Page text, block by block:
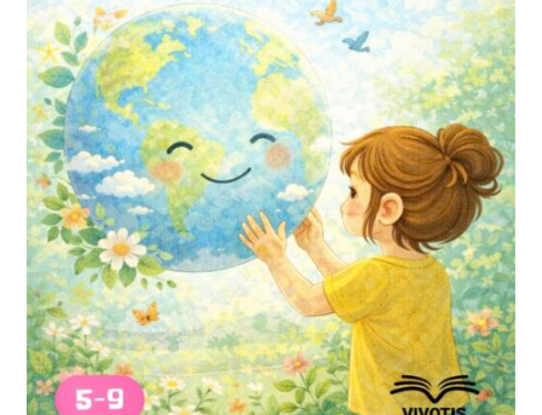
العديد
من
الأشكال
المختلفة
لهذا
المنتج.
يمكن
اختيار
الخيارات
على
صفحة
المنتج